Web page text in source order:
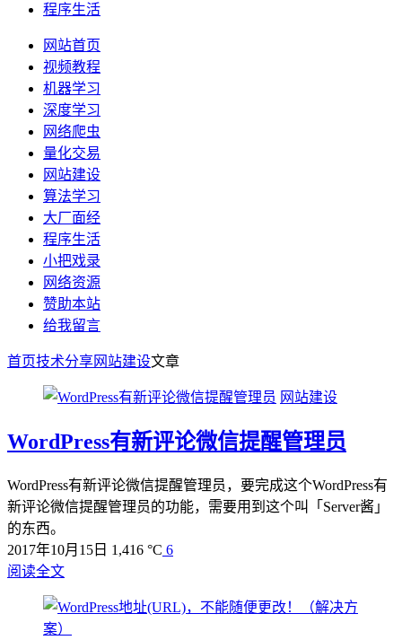
程序生活
网站首页
视频教程
机器学习
深度学习
网络爬虫
量化交易
网站建设
算法学习
大厂面经
程序生活
小把戏录
网络资源
赞助本站
给我留言
首页技术分享网站建设文章
网站建设
WordPress有新评论微信提醒管理员
WordPress有新评论微信提醒管理员，要完成这个WordPress有
新评论微信提醒管理员的功能，需要用到这个叫「Server酱」
的东西。
2017年10月15日 1,416 °C 6
阅读全文